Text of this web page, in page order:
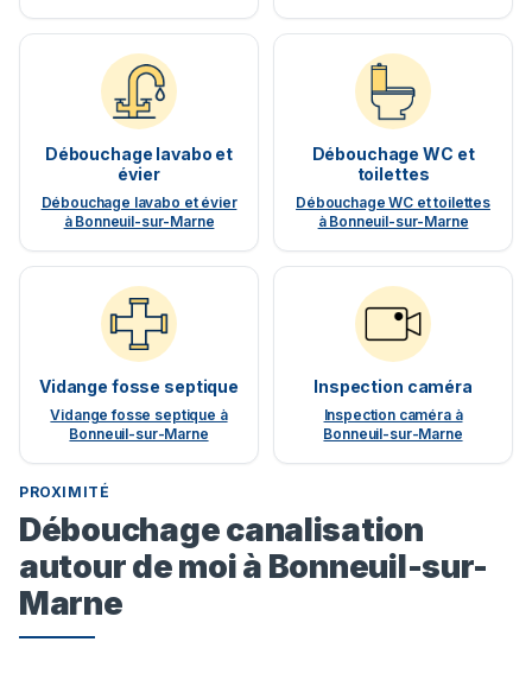
Débouchage lavabo et
évier
Débouchage lavabo et évier
à Bonneuil-sur-Marne
Débouchage WC et
toilettes
Débouchage WC et toilettes
à Bonneuil-sur-Marne
Vidange fosse septique
Vidange fosse septique à
Bonneuil-sur-Marne
Inspection caméra
Inspection caméra à
Bonneuil-sur-Marne
PROXIMITÉ
Débouchage canalisation
autour de moi à Bonneuil-sur-
Marne